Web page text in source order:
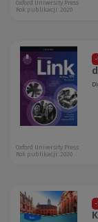
Oxford University Press
Rok publikacji: 2020
Oxford University Press
Rok publikacji: 2020